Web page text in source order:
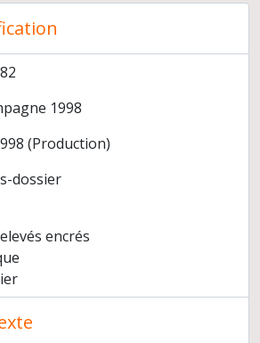
de recherche
grand public
1998
(Production)
dossier
encrés